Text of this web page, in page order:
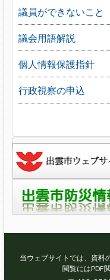
議員ができないこと
議会用語解説
個人情報保護指針
行政視察の申込
当ウェブサイトでは、資料
閲覧にはPDF